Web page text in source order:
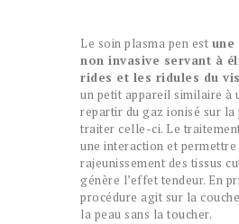
Le soin plasma pen est une
non invasive servant à
rides et les ridules du
un petit appareil similaire à
repartir du gaz ionisé sur la
traiter celle-ci. Le
une interaction et permettre
rajeunissement des tissus
génère l’effet tendeur. En
procédure agit sur la
la peau sans la toucher.